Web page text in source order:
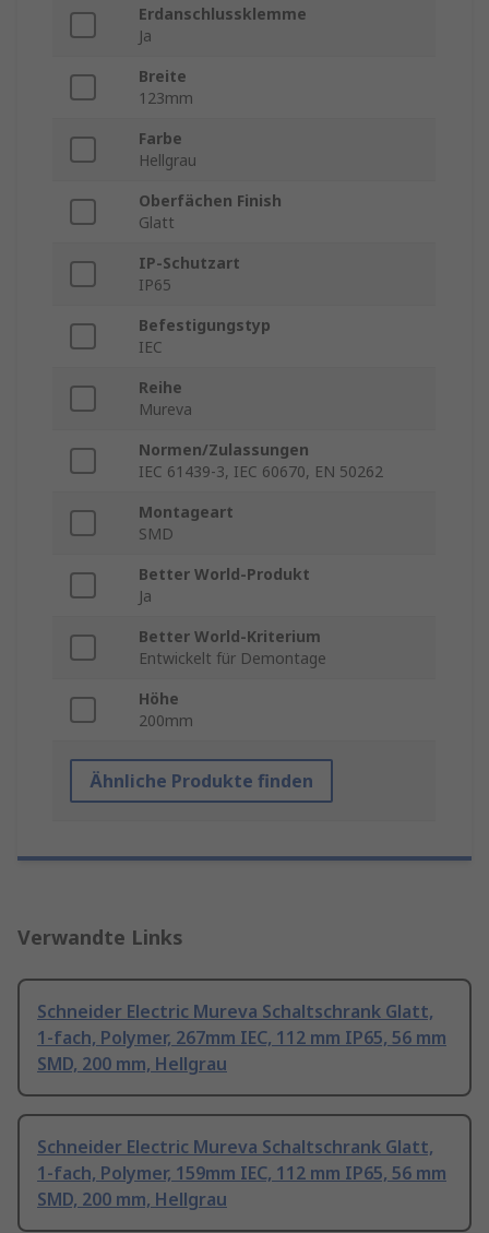
Erdanschlussklemme
Ja
Breite
123mm
Farbe
Hellgrau
Oberfächen Finish
Glatt
IP-Schutzart
IP65
Befestigungstyp
IEC
Reihe
Mureva
Normen/Zulassungen
IEC 61439-3, IEC 60670, EN 50262
Montageart
SMD
Better World-Produkt
Ja
Better World-Kriterium
Entwickelt für Demontage
Höhe
200mm
Ähnliche Produkte finden
Verwandte Links
Schneider Electric Mureva Schaltschrank Glatt,
1-fach, Polymer, 267mm IEC, 112 mm IP65, 56 mm
SMD, 200 mm, Hellgrau
Schneider Electric Mureva Schaltschrank Glatt,
1-fach, Polymer, 159mm IEC, 112 mm IP65, 56 mm
SMD, 200 mm, Hellgrau